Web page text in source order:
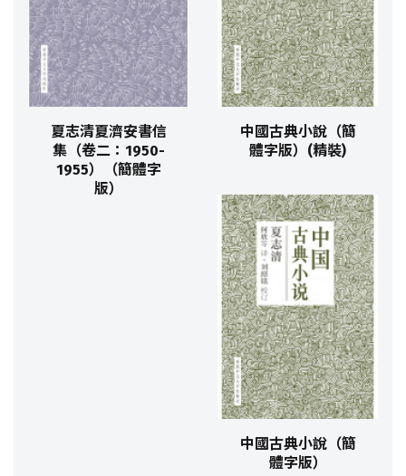
夏志清夏濟安書信
集（卷二：1950-
1955）（簡體字
版）
中國古典小說（簡
體字版）(精裝)
中國古典小說（簡
體字版）